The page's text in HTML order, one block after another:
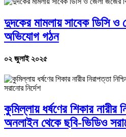
দুদকের মামলায় সাবেক ডিসি ও
অভিযোগ গঠন
০২ জুলাই ২০২৫
কুমিল্লায় ধর্ষণের শিকার নারীর
অনলাইন থেকে ছবি-ভিডিও